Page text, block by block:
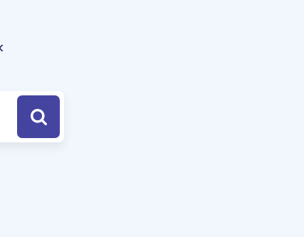
Aracı
için Öneriler
Takvimde
İlgili Haberler